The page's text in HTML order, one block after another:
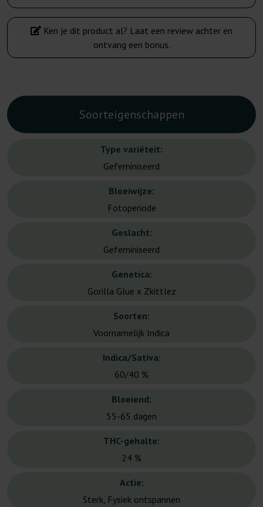
Ken je dit product al? Laat een review achter en
ontvang een bonus.
Soorteigenschappen
Type variëteit:
Gefeminiseerd
Bloeiwijze:
Fotoperiode
Geslacht:
Gefeminiseerd
Genetica:
Gorilla Glue x Zkittlez
Soorten:
Voornamelijk Indica
Indica/Sativa:
60/40 %
Bloeiend:
55-65 dagen
THC-gehalte:
24 %
Actie:
Sterk, Fysiek ontspannen